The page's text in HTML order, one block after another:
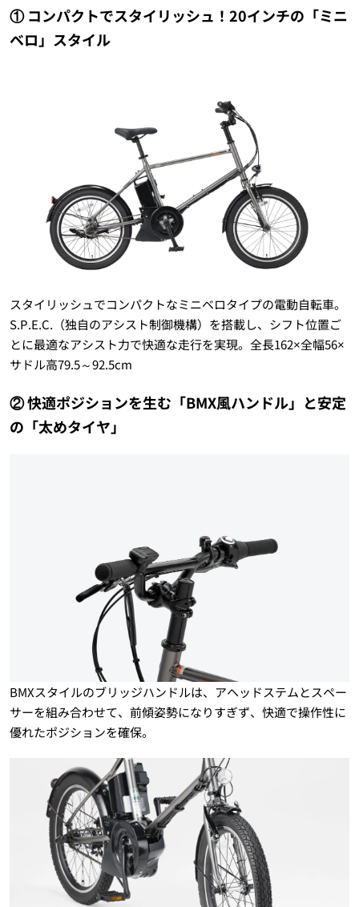
① コンパクトでスタイリッシュ！20インチの「ミニ
ベロ」スタイル
スタイリッシュでコンパクトなミニベロタイプの電動自転車。
S.P.E.C.（独自のアシスト制御機構）を搭載し、シフト位置ご
とに最適なアシスト力で快適な走行を実現。全長162×全幅56×
サドル高79.5～92.5cm
② 快適ポジションを生む「BMX風ハンドル」と安定
の「太めタイヤ」
BMXスタイルのブリッジハンドルは、アヘッドステムとスペー
サーを組み合わせて、前傾姿勢になりすぎず、快適で操作性に
優れたポジションを確保。